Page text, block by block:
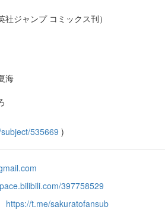
ジャンプ コミックス刊）
海
535669 )
397758529
https://t.me/sakuratofansub